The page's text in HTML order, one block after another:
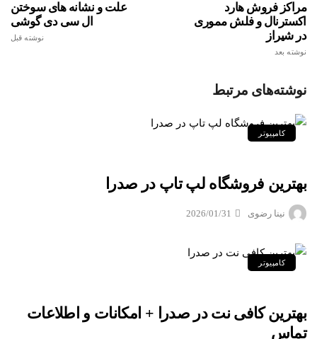
علت و نشانه های سوختن
ال سی دی گوشی
نوشته قبل
مراکز فروش هارد
اکسترنال و فلش مموری
در شیراز
نوشته بعد
نوشته‌های مرتبط
کامپیوتر
بهترین فروشگاه لپ تاپ در صدرا
نینا رضوی 2026/01/31
کامپیوتر
بهترین کافی نت در صدرا + امکانات و اطلاعات
تماس